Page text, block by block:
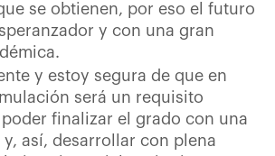
se obtienen, por eso el futuro
y con una gran
y estoy segura de que en
será un requisito
finalizar el grado con una
así, desarrollar con plena